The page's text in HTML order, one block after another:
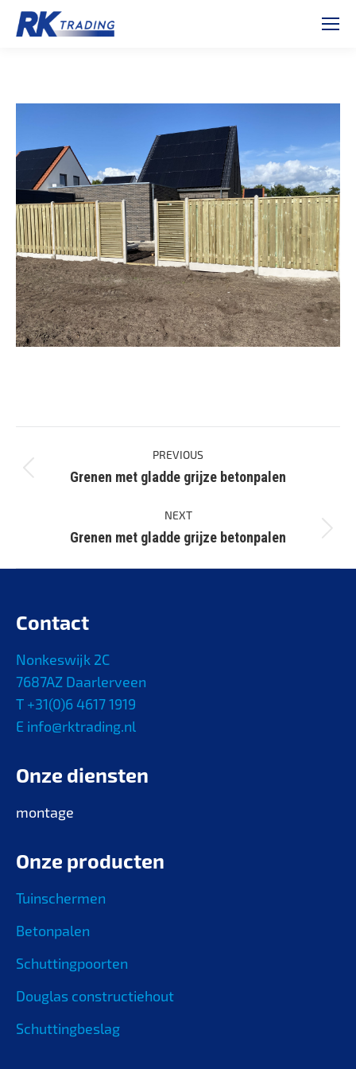
navigation
PREVIOUS
Previous
Grenen met gladde grijze betonpalen
NEXT
Next
Grenen met gladde grijze betonpalen
Contact
Nonkeswijk 2C
7687AZ Daarlerveen
T +31(0)6 4617 1919
E info@rktrading.nl
Onze diensten
montage
Onze producten
Tuinschermen
Betonpalen
Schuttingpoorten
Douglas constructiehout
Schuttingbeslag